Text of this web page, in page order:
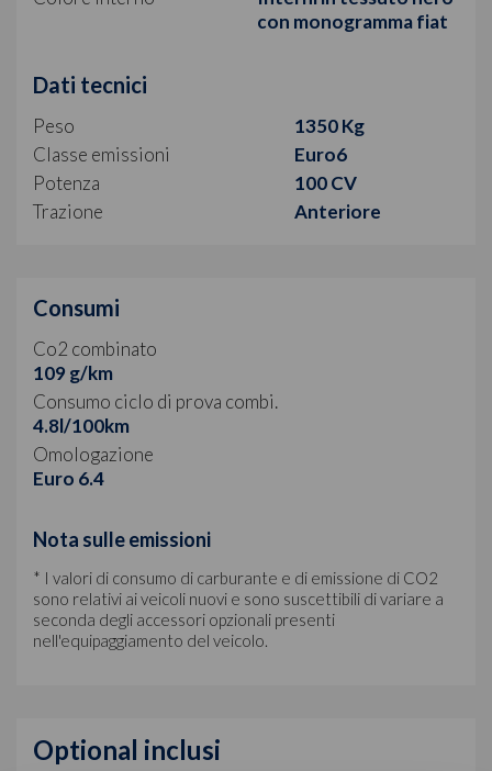
con monogramma fiat
Dati tecnici
Peso
1350 Kg
Classe emissioni
Euro6
Potenza
100 CV
Trazione
Anteriore
Consumi
Co2 combinato
109 g/km
Consumo ciclo di prova combi.
4.8l/100km
Omologazione
Euro 6.4
Nota sulle emissioni
* I valori di consumo di carburante e di emissione di CO2
sono relativi ai veicoli nuovi e sono suscettibili di variare a
seconda degli accessori opzionali presenti
nell'equipaggiamento del veicolo.
Optional inclusi